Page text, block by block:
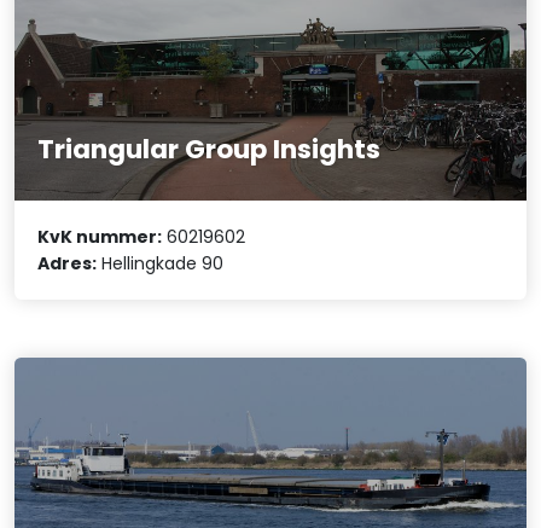
Triangular Group Insights
KvK nummer: 60219602
Adres: Hellingkade 90